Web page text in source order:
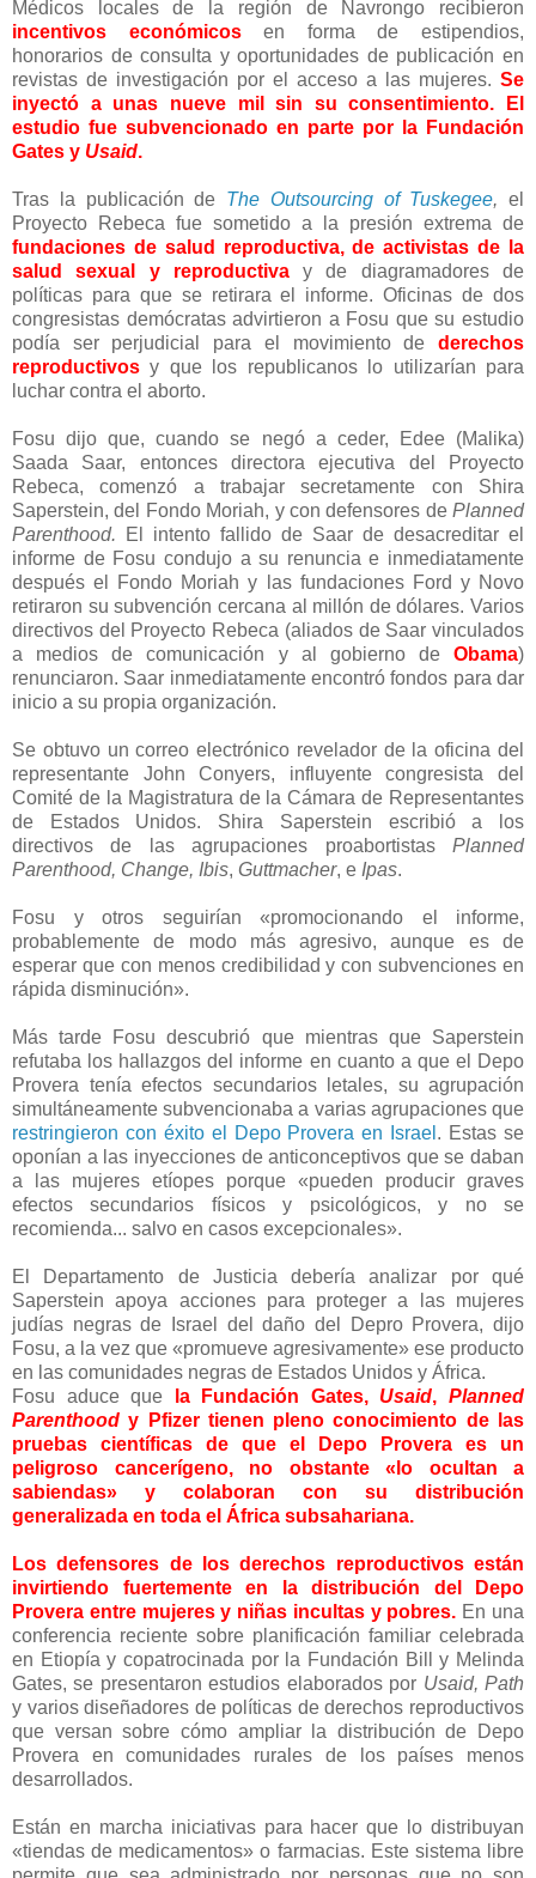
Médicos locales de la región de Navrongo recibieron
incentivos económicosen forma de estipendios,
honorarios de consulta y oportunidades de publicación en
revistas de investigación por el acceso a las mujeres. Se
inyectó a unas nueve mil sin su consentimiento. El
estudio fue subvencionado en parte por la Fundación
Gates y Usaid.
Tras la publicación de The Outsourcing of Tuskegee, el
Proyecto Rebeca fue sometido a la presión extrema de
fundaciones de salud reproductiva, de activistas de la
salud sexual y reproductivay de diagramadores de
políticas para que se retirara el informe. Oficinas de dos
congresistas demócratas advirtieron a Fosu que su estudio
podía ser perjudicial para el movimiento de derechos
reproductivos y que los republicanos lo utilizarían para
luchar contra el aborto.
Fosu dijo que, cuando se negó a ceder, Edee (Malika)
Saada Saar, entonces directora ejecutiva del Proyecto
Rebeca, comenzó a trabajar secretamente con Shira
Saperstein, del Fondo Moriah, y con defensores de Planned
Parenthood.
El intento fallido de Saar de desacreditar el
informe de Fosu condujo a su renuncia e inmediatamente
después el Fondo Moriah y las fundaciones Ford y Novo
retiraron su subvención cercana al millón de dólares. Varios
directivos del Proyecto Rebeca (aliados de Saar vinculados
a medios de comunicación y al gobierno de Obama)
renunciaron. Saar inmediatamente encontró fondos para dar
inicio a su propia organización.
Se obtuvo un correo electrónico revelador de la oficina del
representante John Conyers, influyente congresista del
Comité de la Magistratura de la Cámara de Representantes
de Estados Unidos. Shira Saperstein escribió a los
directivos de las agrupaciones proabortistas Planned
Parenthood, Change, Ibis, Guttmacher, e Ipas.
Fosu y otros seguirían «promocionando el informe,
probablemente de modo más agresivo, aunque es de
esperar que con menos credibilidad y con subvenciones en
rápida disminución».
Más tarde Fosu descubrió que mientras que Saperstein
refutaba los hallazgos del informe en cuanto a que el Depo
Provera tenía efectos secundarios letales, su agrupación
simultáneamente subvencionaba a varias agrupaciones que
restringieron con éxito el Depo Provera en Israel . Estas se
oponían a las inyecciones de anticonceptivos que se daban
a las mujeres etíopes porque «pueden producir graves
efectos secundarios físicos y psicológicos, y no se
recomienda... salvo en casos excepcionales».
El Departamento de Justicia debería analizar por qué
Saperstein apoya acciones para proteger a las mujeres
judías negras de Israel del daño del Depro Provera, dijo
Fosu, a la vez que «promueve agresivamente» ese producto
en las comunidades negras de Estados Unidos y África.
Fosu aduce que
la Fundación Gates, Usaid,Planned
Parenthood y Pfizer tienen pleno conocimiento de las
pruebas científicas de que el Depo Provera es un
peligroso cancerígeno, no obstante «lo ocultan a
sabiendas» y colaboran con su distribución
generalizada en toda el África subsahariana.
Los defensores de los derechos reproductivos están
invirtiendo fuertemente en la distribución del Depo
Provera entre mujeres y niñas incultas y pobres. En una
conferencia reciente sobre planificación familiar celebrada
en Etiopía y copatrocinada por la Fundación Bill y Melinda
Gates, se presentaron estudios elaborados por Usaid, Path
y varios diseñadores de políticas de derechos reproductivos
que versan sobre cómo ampliar la distribución de Depo
Provera en comunidades rurales de los países menos
desarrollados.
Están en marcha iniciativas para hacer que lo distribuyan
«tiendas de medicamentos» o farmacias. Este sistema libre